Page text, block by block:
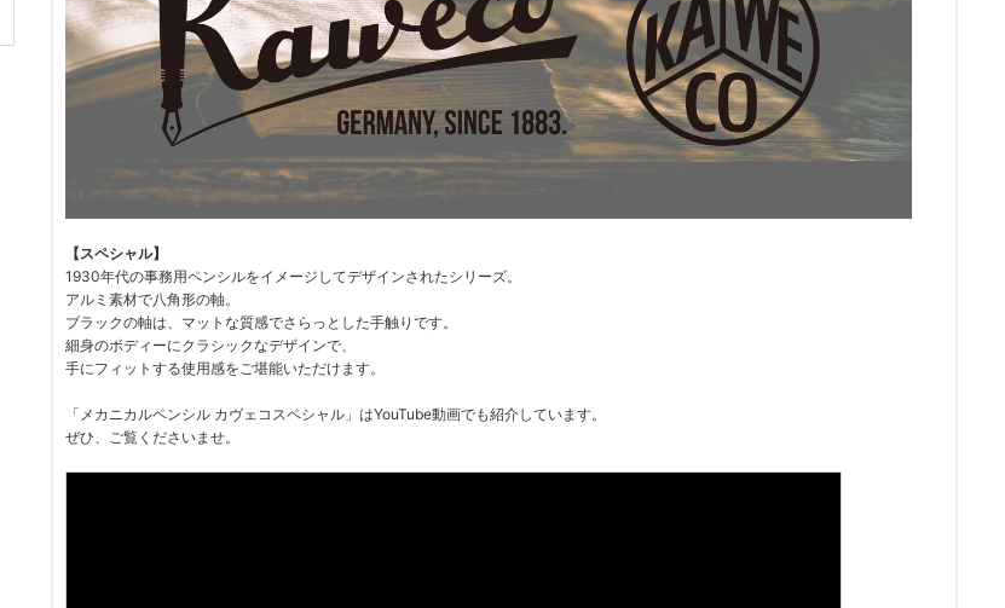
【スペシャル】
1930年代の事務用ペンシルをイメージしてデザインされたシリーズ。
アルミ素材で八角形の軸。
ブラックの軸は、マットな質感でさらっとした手触りです。
細身のボディーにクラシックなデザインで、
手にフィットする使用感をご堪能いただけます。
「メカニカルペンシル カヴェコスペシャル」はYouTube動画でも紹介しています。
ぜひ、ご覧くださいませ。